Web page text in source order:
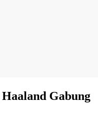
Gabung